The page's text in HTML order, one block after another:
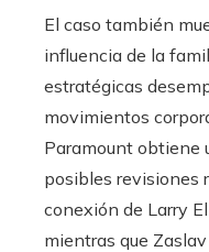
El caso también
influencia de la
estratégicas
movimientos
Paramount obtiene
posibles revisiones
conexión de Larry
mientras que